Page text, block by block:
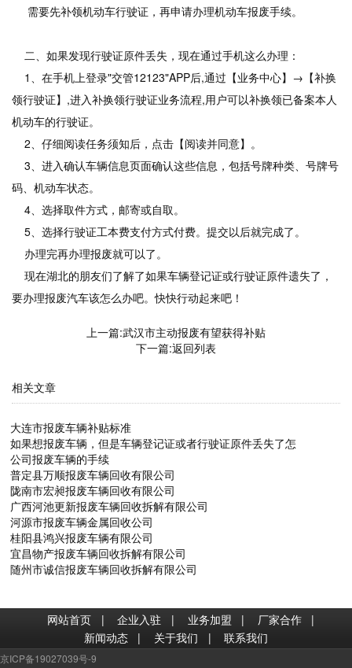
需要先补领机动车行驶证，再申请办理机动车报废手续。
二、如果发现行驶证原件丢失，现在通过手机这么办理：
1、在手机上登录"交管12123"APP后,通过【业务中心】→【补换
领行驶证】,进入补换领行驶证业务流程,用户可以补换领已备案本人
机动车的行驶证。
2、仔细阅读任务须知后，点击【阅读并同意】。
3、进入确认车辆信息页面确认这些信息，包括号牌种类、号牌号
码、机动车状态。
4、选择取件方式，邮寄或自取。
5、选择行驶证工本费支付方式付费。提交以后就完成了。
办理完再办理报废就可以了。
现在湖北的朋友们了解了如果车辆登记证或行驶证原件遗失了，
要办理报废汽车该怎么办吧。快快行动起来吧！
上一篇:武汉市主动报废有望获得补贴
下一篇:返回列表
相关文章
大连市报废车辆补贴标准
如果想报废车辆，但是车辆登记证或者行驶证原件丢失了怎
公司报废车辆的手续
普定县万顺报废车辆回收有限公司
陇南市宏昶报废车辆回收有限公司
广西河池更新报废车辆回收拆解有限公司
河源市报废车辆金属回收公司
桂阳县鸿兴报废车辆有限公司
宜昌物产报废车辆回收拆解有限公司
随州市诚信报废车辆回收拆解有限公司
网站首页 | 企业入驻 | 业务加盟 | 厂家合作
|
新闻动态
| 关于我们 | 联系我们
京ICP备19027039号-9